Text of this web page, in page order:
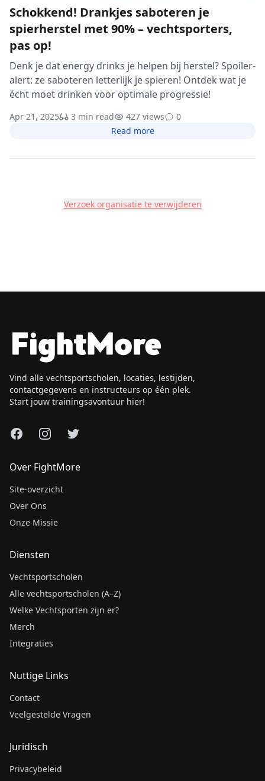
Schokkend! Drankjes saboteren je
spierherstel met 90% – vechtsporters,
pas op!
Denk je dat energy drinks je helpen bij herstel? Spoiler-
alert: ze saboteren letterlijk je spieren! Ontdek wat je
écht moet drinken voor optimale progressie!
Apr 21, 2025 3 min read 427 views
0
Read more
Verzoek organisatie te verwijderen
Vind alle vechtsportscholen, locaties, lestijden,
contactgegevens en instructeurs op één plek.
Start jouw trainingsavontuur hier!
FacebookInstagram
X
Over FightMore
Site-overzicht
Over Ons
Onze Missie
Diensten
Vechtsportscholen
Alle vechtsportscholen (A–Z)
Welke Vechtsporten zijn er?
Merch
Integraties
Nuttige Links
Contact
Veelgestelde Vragen
Juridisch
Privacybeleid